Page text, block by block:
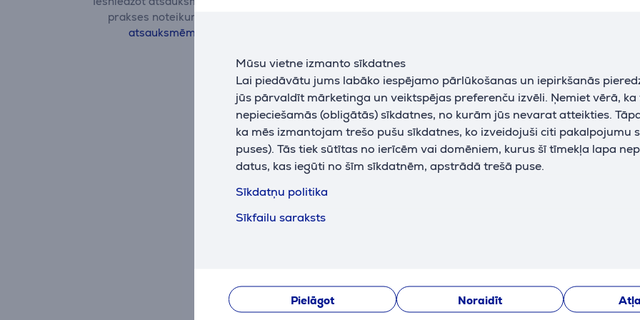
Mūsu vietne izmanto sīkdatnes
Lai piedāvātu jums labāko iespējamo pārlūkošanas un iepirkšanās
jūs pārvaldīt mārketinga un veiktspējas preferenču izvēli. Ņemiet vērā,
nepieciešamās (obligātās) sīkdatnes, no kurām jūs nevarat atteikties.
ka mēs izmantojam trešo pušu sīkdatnes, ko izveidojuši citi pakalpojumu
puses). Tās tiek sūtītas no ierīcēm vai domēniem, kurus šī tīmekļa lapa
datus, kas iegūti no šīm sīkdatnēm, apstrādā trešā puse.
Sīkdatņu politika
Sīkfailu saraksts
Pielāgot Noraidīt
prakses noteikumus.
atsauksmēm lasiet šeit.
Svetlana
26.04.2024 09:02
Šis filtrs neder Brita Maxtra krūzei!!! pa vidu ir dziļš
pārdevēja nevarēja atbildēt uz manu jautājumu vai
kāda forma ir filtram,
Rādīt tulkojumu
Rādīt oriģinālu